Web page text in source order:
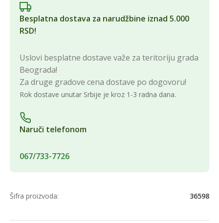
Besplatna dostava za narudžbine iznad 5.000
RSD!
Uslovi besplatne dostave važe za teritoriju grada
Beograda!
Za druge gradove cena dostave po dogovoru!
Rok dostave unutar Srbije je kroz 1-3 radna dana.
Naruči telefonom
067/733-7726
Šifra proizvoda: 36598